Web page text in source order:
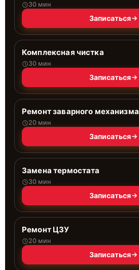
30 мин
Записаться
Комплексная чистка
30 мин
Записаться
Ремонт заварного механизма
20 мин
Записаться
Замена термостата
30 мин
Записаться
Ремонт ЦЗУ
20 мин
Записаться